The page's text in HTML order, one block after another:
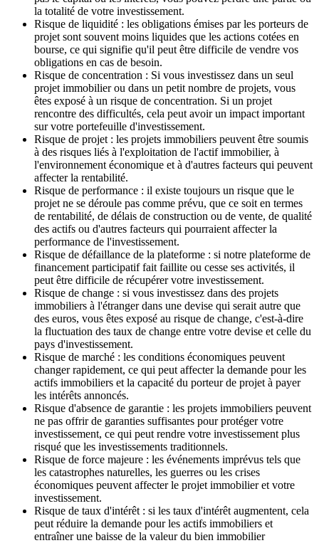
la totalité de votre investissement.
Risque de liquidité : les obligations émises par les porteurs de
projet sont souvent moins liquides que les actions cotées en
bourse, ce qui signifie qu'il peut être difficile de vendre vos
obligations en cas de besoin.
Risque de concentration : Si vous investissez dans un seul
projet immobilier ou dans un petit nombre de projets, vous
êtes exposé à un risque de concentration. Si un projet
rencontre des difficultés, cela peut avoir un impact important
sur votre portefeuille d'investissement.
Risque de projet : les projets immobiliers peuvent être soumis
à des risques liés à l'exploitation de l'actif immobilier, à
l'environnement économique et à d'autres facteurs qui peuvent
affecter la rentabilité.
Risque de performance : il existe toujours un risque que le
projet ne se déroule pas comme prévu, que ce soit en termes
de rentabilité, de délais de construction ou de vente, de qualité
des actifs ou d'autres facteurs qui pourraient affecter la
performance de l'investissement.
Risque de défaillance de la plateforme : si notre plateforme de
financement participatif fait faillite ou cesse ses activités, il
peut être difficile de récupérer votre investissement.
Risque de change : si vous investissez dans des projets
immobiliers à l'étranger dans une devise qui serait autre que
des euros, vous êtes exposé au risque de change, c'est-à-dire
la fluctuation des taux de change entre votre devise et celle du
pays d'investissement.
Risque de marché : les conditions économiques peuvent
changer rapidement, ce qui peut affecter la demande pour les
actifs immobiliers et la capacité du porteur de projet à payer
les intérêts annoncés.
Risque d'absence de garantie : les projets immobiliers peuvent
ne pas offrir de garanties suffisantes pour protéger votre
investissement, ce qui peut rendre votre investissement plus
risqué que les investissements traditionnels.
Risque de force majeure : les événements imprévus tels que
les catastrophes naturelles, les guerres ou les crises
économiques peuvent affecter le projet immobilier et votre
investissement.
Risque de taux d'intérêt : si les taux d'intérêt augmentent, cela
peut réduire la demande pour les actifs immobiliers et
entraîner une baisse de la valeur du bien immobilier